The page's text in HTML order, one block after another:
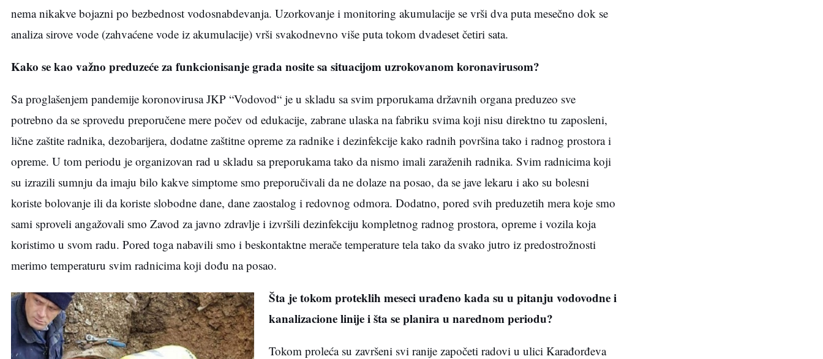
nema nikakve bojazni po bezbednost vodosnabdevanja. Uzorkovanje i monitoring akumulacije se vrši dva puta mesečno dok se
analiza sirove vode (zahvaćene vode iz akumulacije) vrši svakodnevno više puta tokom dvadeset četiri sata.
Kako se kao važno preduzeće za funkcionisanje grada nosite sa situacijom uzrokovanom koronavirusom?
Sa proglašenjem pandemije koronovirusa JKP “Vodovod“ je u skladu sa svim prporukama državnih organa preduzeo sve
potrebno da se sprovedu preporučene mere počev od edukacije, zabrane ulaska na fabriku svima koji nisu direktno tu zaposleni,
lične zaštite radnika, dezobarijera, dodatne zaštitne opreme za radnike i dezinfekcije kako radnih površina tako i radnog prostora i
opreme. U tom periodu je organizovan rad u skladu sa preporukama tako da nismo imali zaraženih radnika. Svim radnicima koji
su izrazili sumnju da imaju bilo kakve simptome smo preporučivali da ne dolaze na posao, da se jave lekaru i ako su bolesni
koriste bolovanje ili da koriste slobodne dane, dane zaostalog i redovnog odmora. Dodatno, pored svih preduzetih mera koje smo
sami sproveli angažovali smo Zavod za javno zdravlje i izvršili dezinfekciju kompletnog radnog prostora, opreme i vozila koja
koristimo u svom radu. Pored toga nabavili smo i beskontaktne merače temperature tela tako da svako jutro iz predostrožnosti
merimo temperaturu svim radnicima koji dođu na posao.
Šta je tokom proteklih meseci urađeno kada su u pitanju vodovodne i
kanalizacione linije i šta se planira u narednom periodu?
Tokom proleća su završeni svi ranije započeti radovi u ulici Karađorđeva